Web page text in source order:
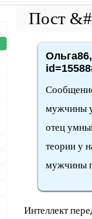
мужчины
отец
теории у
мужчины
Интеллект